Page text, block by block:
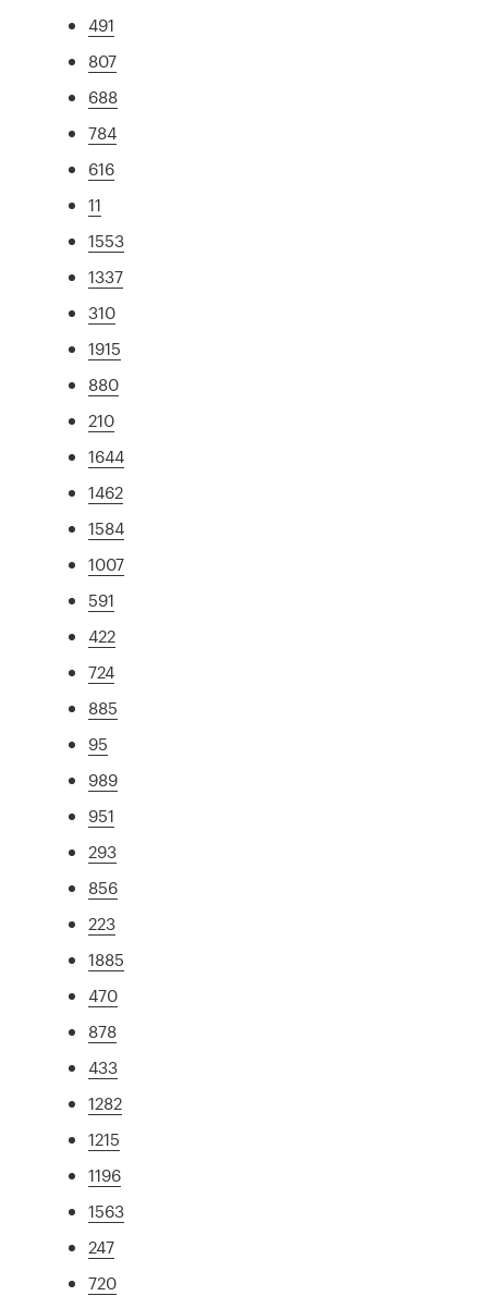
491
807
688
784
616
11
1553
1337
310
1915
880
210
1644
1462
1584
1007
591
422
724
885
95
989
951
293
856
223
1885
470
878
433
1282
1215
1196
1563
247
720